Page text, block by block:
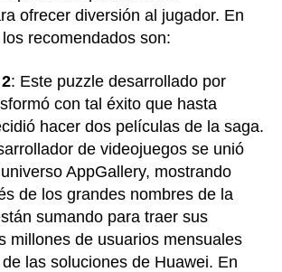
ofrecer diversión al jugador. En
recomendados son:
: Este puzzle desarrollado por
con tal éxito que hasta
hacer dos películas de la saga.
de videojuegos se unió
AppGallery, mostrando
de los grandes nombres de la
sumando para traer sus
millones de usuarios mensuales
las soluciones de Huawei. En